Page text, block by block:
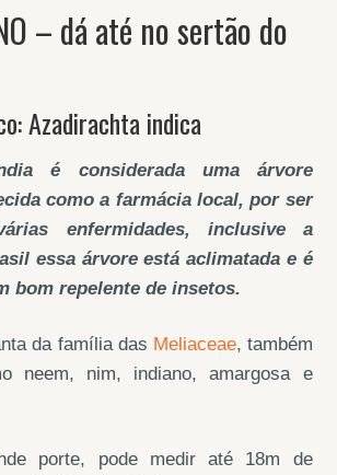
– dá até no sertão do
Azadirachta indica
é considerada uma árvore
como a farmácia local, por ser
enfermidades, inclusive a
essa árvore está aclimatada e é
bom repelente de insetos.
da família das Meliaceae, também
neem, nim, indiano, amargosa e
porte, pode medir até 18m de